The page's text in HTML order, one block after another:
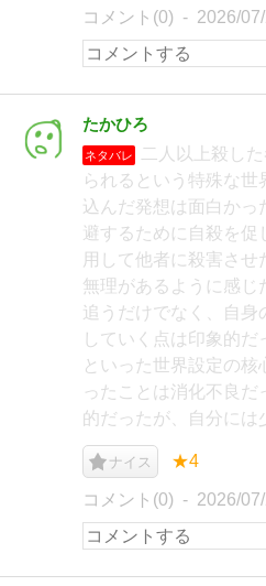
コメント(0) 2026/
たかひろ
ネタバレ
二人以上殺し
られるという特殊な世
込んだ発想は面白かっ
避するために自殺を促
用して他者に殺害させ
無理があるように感じ
追うだけでなく、自身
していく点は印象的
といった世界設定の
ったことは消化不良だ
的だったが、自分には
ナイス ★4
コメント(0) 2026/07/